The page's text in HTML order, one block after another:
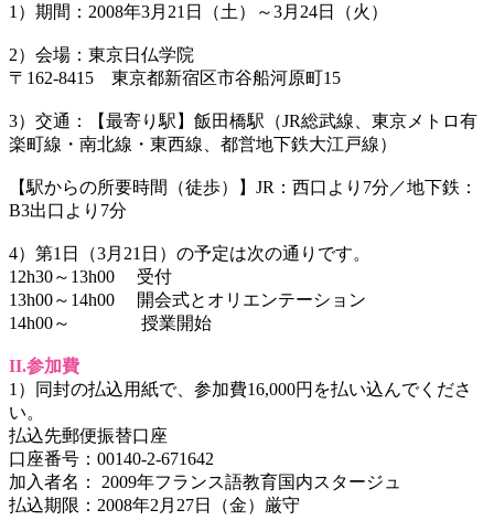
1）期間：2008年3月21日（土）～3月24日（火）
2）会場：東京日仏学院
〒162-8415 東京都新宿区市谷船河原町15
3）交通：【最寄り駅】飯田橋駅（JR総武線、東京メトロ有
楽町線・南北線・東西線、都営地下鉄大江戸線）
【駅からの所要時間（徒歩）】JR：西口より7分／地下鉄：
B3出口より7分
4）第1日（3月21日）の予定は次の通りです。
12h30～13h00 受付
13h00～14h00 開会式とオリエンテーション
14h00～ 授業開始
II.参加費
1）同封の払込用紙で、参加費16,000円を払い込んでくださ
い。
払込先郵便振替口座
口座番号：00140-2-671642
加入者名： 2009年フランス語教育国内スタージュ
払込期限：2008年2月27日（金）厳守